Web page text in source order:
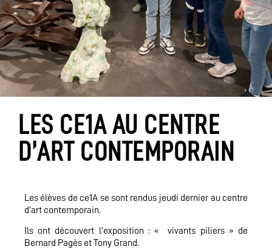
LES CE1A AU CENTRE
D’ART CONTEMPORAIN
Les élèves de ce1A se sont rendus jeudi dernier au centre
d’art contemporain.
Ils ont découvert l’exposition : « vivants piliers » de
Bernard Pagès et Tony Grand.